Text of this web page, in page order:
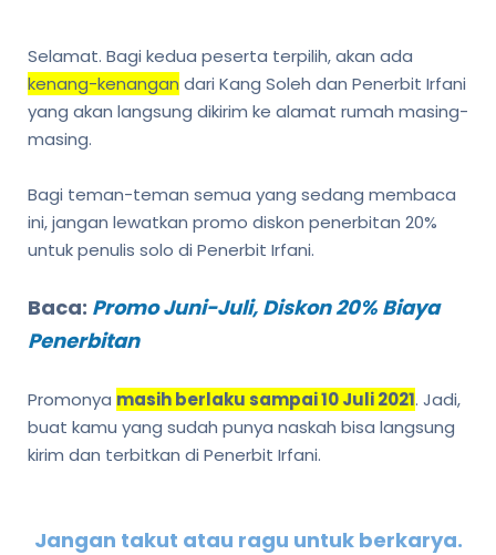
Selamat. Bagi kedua peserta terpilih, akan ada
kenang-kenangan dari Kang Soleh dan Penerbit Irfani
yang akan langsung dikirim ke alamat rumah masing-
masing.
Bagi teman-teman semua yang sedang membaca
ini, jangan lewatkan promo diskon penerbitan 20%
untuk penulis solo di Penerbit Irfani.
Baca: Promo Juni-Juli, Diskon 20% Biaya
Penerbitan
Promonya masih berlaku sampai 10 Juli 2021. Jadi,
buat kamu yang sudah punya naskah bisa langsung
kirim dan terbitkan di Penerbit Irfani.
Jangan takut atau ragu untuk berkarya.